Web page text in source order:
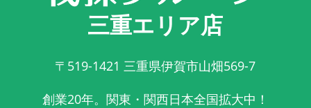
三重エリア店
〒519-1421 三重県伊賀市山畑569-7
創業20年。関東・関西日本全国拡大中！